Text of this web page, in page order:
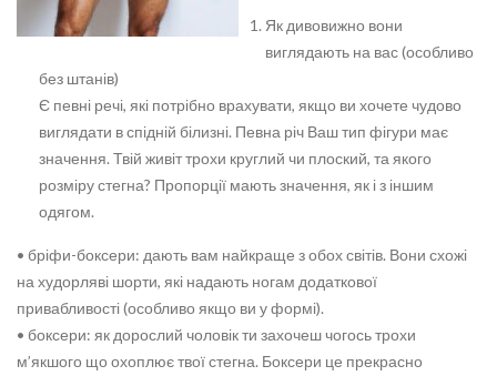
Як дивовижно вони
виглядають на вас (особливо
без штанів)
Є певні речі, які потрібно врахувати, якщо ви хочете чудово
виглядати в спідній білизні. Певна річ Ваш тип фігури має
значення. Твій живіт трохи круглий чи плоский, та якого
розміру стегна? Пропорції мають значення, як і з іншим
одягом.
• бріфи-боксери: дають вам найкраще з обох світів. Вони схожі
на худорляві шорти, які надають ногам додаткової
привабливості (особливо якщо ви у формі).
• боксери: як дорослий чоловік ти захочеш чогось трохи
м’якшого що охоплює твої стегна. Боксери це прекрасно